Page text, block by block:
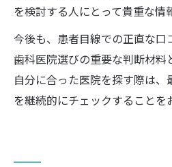
を検討する人にとって貴重な情
今後も、患者目線での正直な口
歯科医院選びの重要な判断材料
自分に合った医院を探す際は
を継続的にチェックすることを